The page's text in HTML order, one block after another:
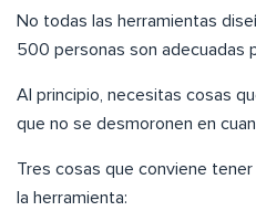
No todas las herramientas
500 personas son adecuadas
Al principio, necesitas cosas
que no se desmoronen en
Tres cosas que conviene
la herramienta: